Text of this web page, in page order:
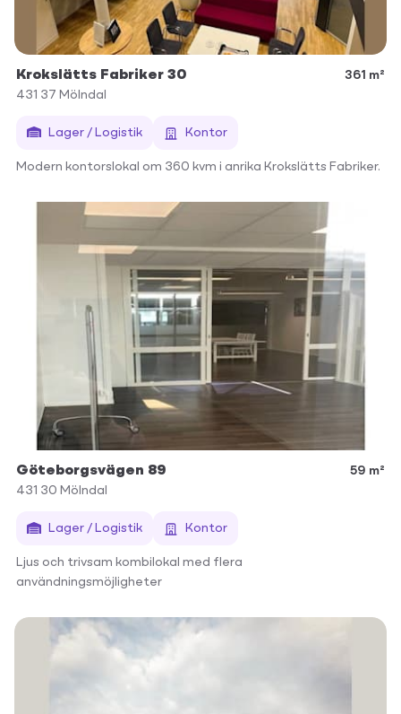
Krokslätts Fabriker 30
361 m²
431 37 Mölndal
Lager / Logistik Kontor
Modern kontorslokal om 360 kvm i anrika Krokslätts Fabriker.
Göteborgsvägen 89
59 m²
431 30 Mölndal
Lager / Logistik Kontor
Ljus och trivsam kombilokal med flera
användningsmöjligheter